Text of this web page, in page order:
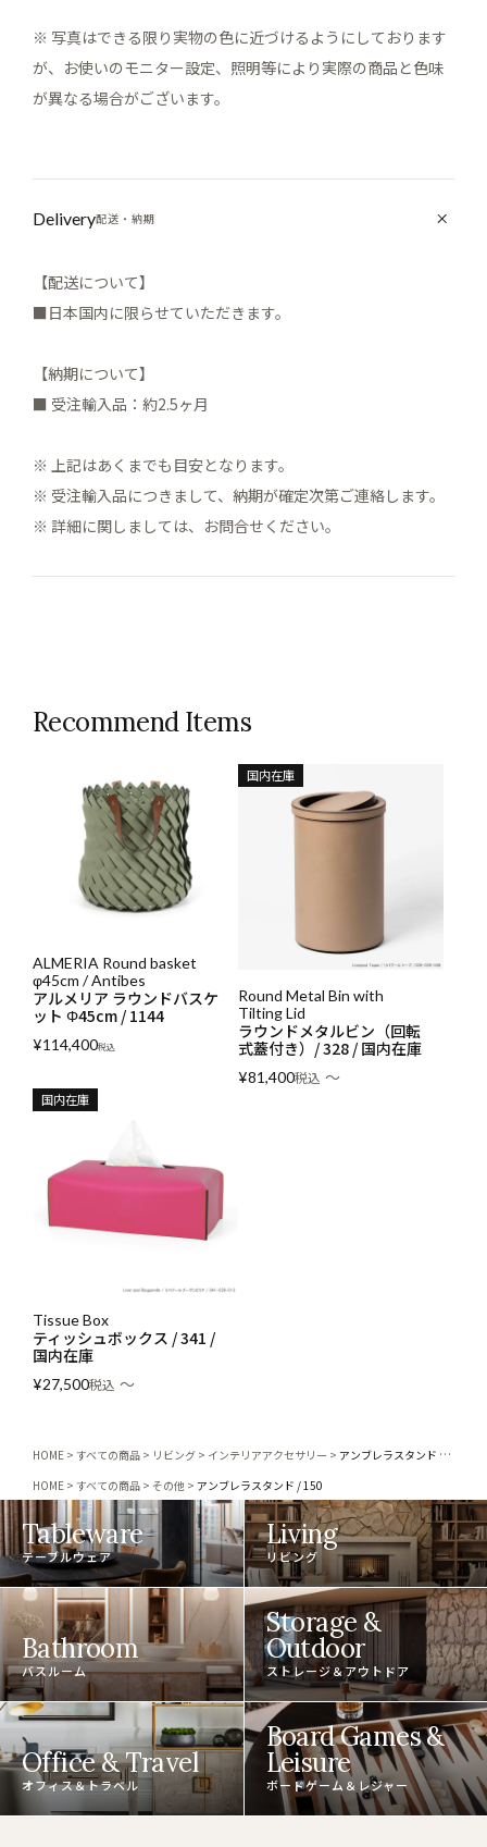
※ 写真はできる限り実物の色に近づけるようにしております
が、お使いのモニター設定、照明等により実際の商品と色味
が異なる場合がございます。
Delivery配送・納期
【配送について】
■日本国内に限らせていただきます。
【納期について】
■ 受注輸入品：約2.5ヶ月
※ 上記はあくまでも目安となります。
※ 受注輸入品につきまして、納期が確定次第ご連絡します。
※ 詳細に関しましては、お問合せください。
Recommend Items
ALMERIA Round basket
φ45cm / Antibes
アルメリア ラウンドバスケ
ット Φ45cm / 1144
¥114,400税込
Round Metal Bin with
Tilting Lid
ラウンドメタルビン（回転
式蓋付き）/ 328 / 国内在庫
国内在庫
¥81,400税込 〜
Tissue Box
ティッシュボックス / 341 /
国内在庫
国内在庫
¥27,500税込 〜
HOME すべての商品 リビング インテリアアクセサリー
アンブレラスタンド / 150
HOME
すべての商品 その他 アンブレラスタンド / 150
Tableware
テーブルウェア
Living
リビング
Bathroom
バスルーム
Storage &
Outdoor
ストレージ＆アウトドア
Office & Travel
オフィス＆トラベル
Board Games &
Leisure
ボードゲーム＆レジャー